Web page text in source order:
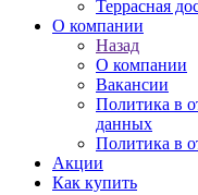
Террасная
О компании
Назад
О компании
Вакансии
Политика в
данных
Политика в
Акции
Как купить